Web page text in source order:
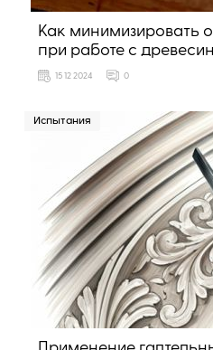
Как минимизировать
при работе с
15 12 2024 0
Испытания